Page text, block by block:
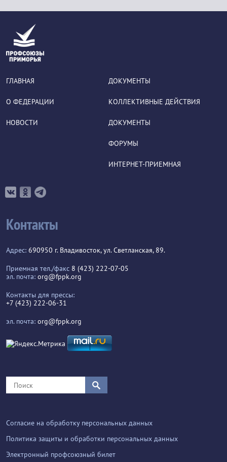
ГЛАВНАЯ
О ФЕДЕРАЦИИ
НОВОСТИ
ДОКУМЕНТЫ
КОЛЛЕКТИВНЫЕ ДЕЙСТВИЯ
ДОКУМЕНТЫ
ФОРУМЫ
ИНТЕРНЕТ-ПРИЕМНАЯ
Контакты
Адрес: 690950 г. Владивосток, ул. Светланская, 89.
Приемная тел./факс 8 (423) 222-07-05
эл. почта: org@fppk.org
Контакты для прессы:
+7 (423) 222-06-31
эл. почта: org@fppk.org
Согласие на обработку персональных данных
Политика защиты и обработки персональных данных
Электронный профсоюзный билет